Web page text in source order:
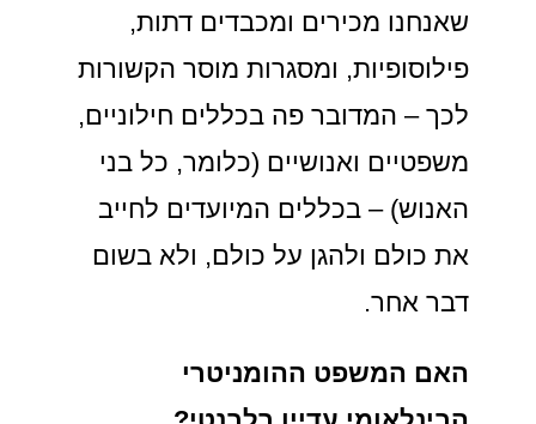
שאנחנו מכירים ומכבדים דתות,
פילוסופיות, ומסגרות מוסר הקשורות
לכך – המדובר פה בכללים חילוניים,
משפטיים ואנושיים (כלומר, כל בני
האנוש) – בכללים המיועדים לחייב
את כולם ולהגן על כולם, ולא בשום
דבר אחר.
האם המשפט ההומניטרי